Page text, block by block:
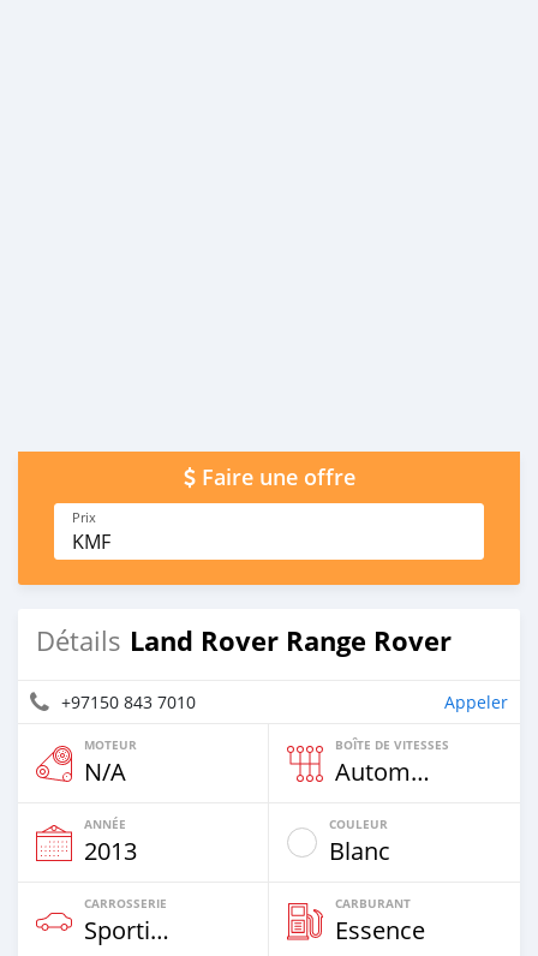
Faire une offre
Prix
KMF
Détails Land Rover Range Rover
+97150 843 7010 Appeler
MOTEUR
N/A
BOÎTE DE VITESSES
Automatique
ANNÉE
2013
COULEUR
Blanc
CARROSSERIE
Sportive‒Coupé
CARBURANT
Essence